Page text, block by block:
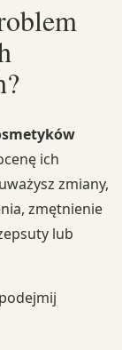
ich
zmiany,
zmętnienie
lub